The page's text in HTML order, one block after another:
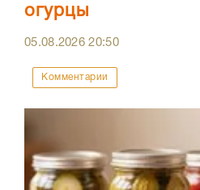
огурцы
05.08.202620:50
Комментарии